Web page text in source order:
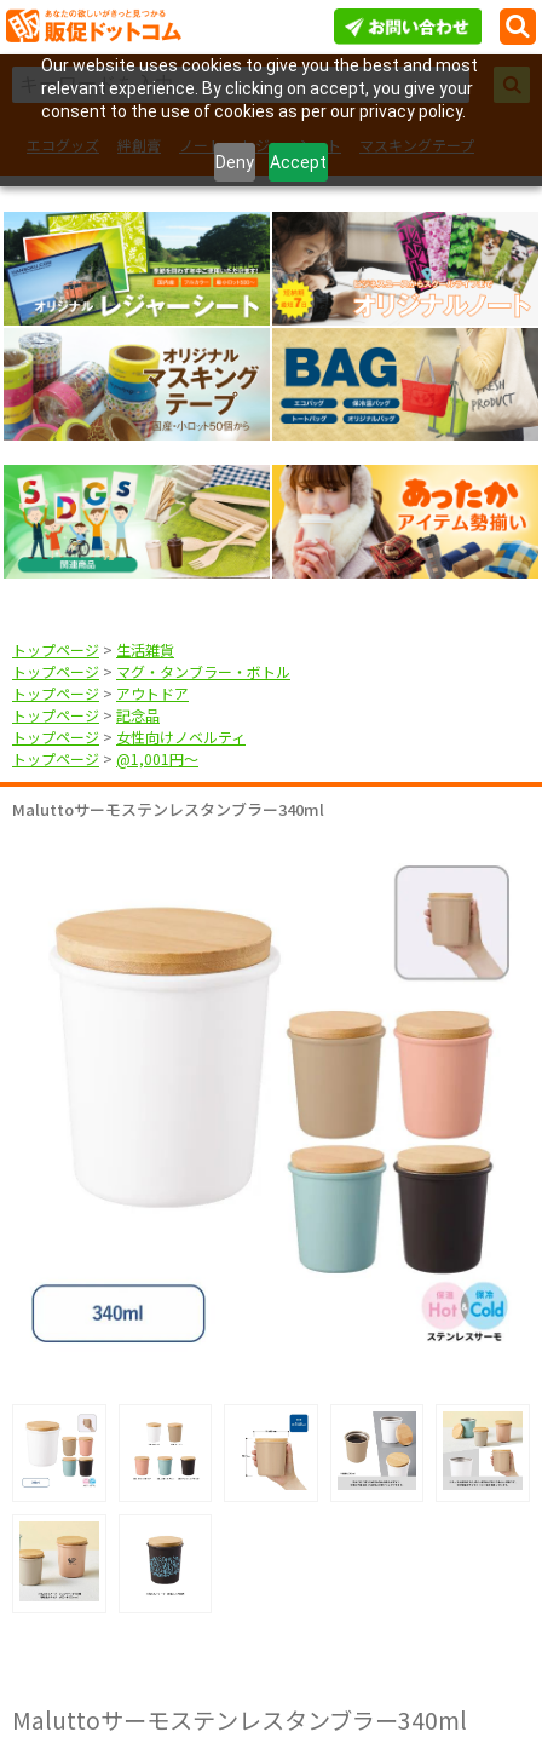
Our website uses cookies to give you the best and most
relevant experience. By clicking on accept, you give your
consent to the use of cookies as per our privacy policy.
Deny Accept
エコグッズ 絆創膏 ノート レジャーシート
マスキングテープ
フェイスシール
トップページ > 生活雑貨
トップページ > マグ・タンブラー・ボトル
トップページ > アウトドア
トップページ > 記念品
トップページ > 女性向けノベルティ
トップページ > @1,001円〜
Maluttoサーモステンレスタンブラー340ml
Maluttoサーモステンレスタンブラー340ml